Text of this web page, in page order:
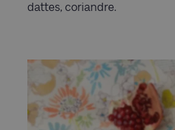
dattes, coriandre.